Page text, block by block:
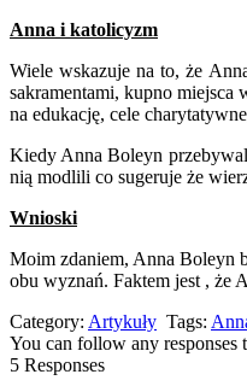
Anna i katolicyzm
Wiele wskazuje na to, że
sakramentami, kupno miejsca
na edukację, cele
Kiedy Anna Boleyn
nią modlili co sugeruje że
Wnioski
Moim zdaniem, Anna Boleyn
obu wyznań. Faktem jest , że
Category: Artykuły Tags:
You can follow any responses
5 Responses